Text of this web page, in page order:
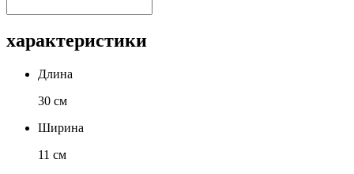
характеристики
Длина
30 см
Ширина
11 см